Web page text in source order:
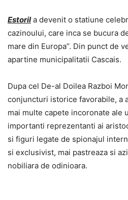
Estorila devenit o statiune
cazinoului, care inca se bucura
mare din Europa’’. Din punct de
apartine municipalitatii Cascais.
Dupa cel De-al Doilea Razboi
conjuncturi istorice favorabile, a
mai multe capete incoronate ale
importanti reprezentanti ai
si figuri legate de spionajul
si exclusivist, mai pastreaza si
nobiliara de odinioara.